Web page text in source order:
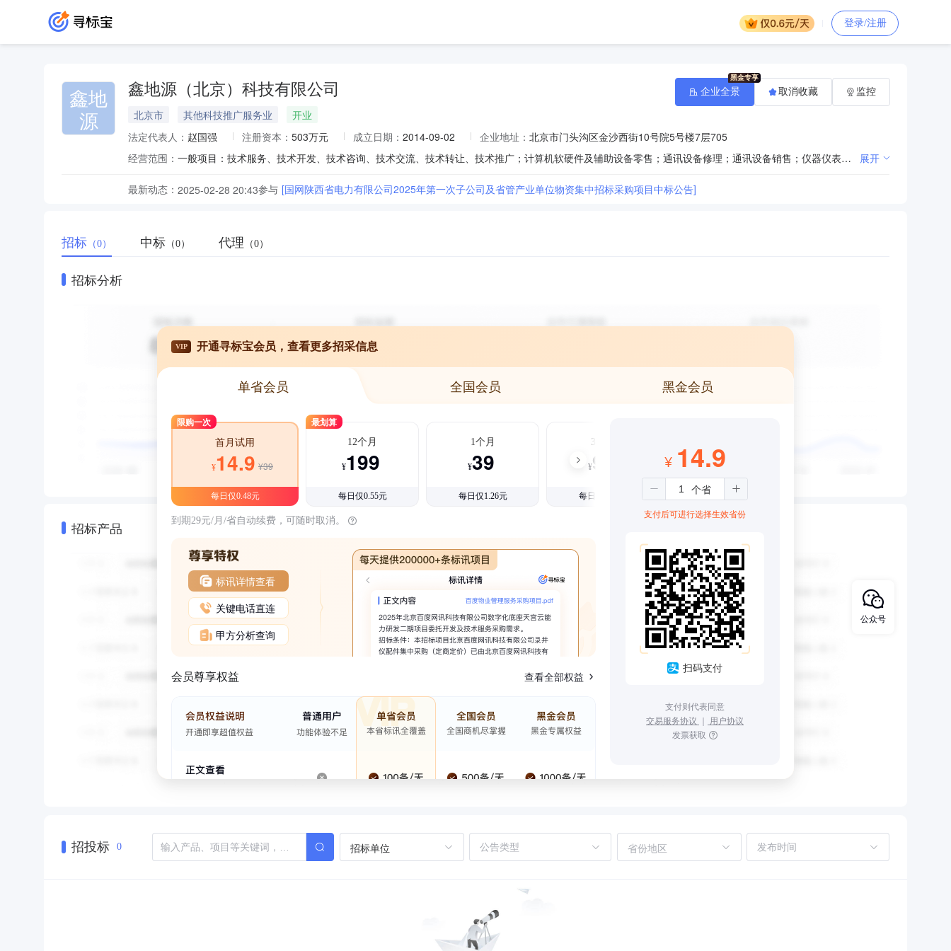
登录/注册
鑫地
源
鑫地源（北京）科技有限公司
北京市 其他科技推广服务业
开业
法定代表人： 赵国强 注册资本： 503万元 成立日期： 2014-09-02 企业地址： 北京市门头沟区金沙西街10号院5号楼7层705
经营范围：
一般项目：技术服务、技术开发、技术咨询、技术交流、技术转让、技术推广；计算机软硬件及辅助设备零售；通讯设备修理；通讯设备销售；仪器仪表销售；家用电器销售；办公设备销售；日用品销售；文具用品零售；电子产品销售；照相机及器材销售；文艺创作；电力设施器材销售；消防器材销售；潜水救捞装备销售；民用航空材料销售；塑料制品销售；网络设备销售；音响设备销售；服装服饰零售；箱包销售；汽车零配件零售；针纺织品销售；玩具销售；会议及展览服务；租赁服务（不含许可类租赁服务）。（除依法须经批准的项目外，凭营业执照依法自主开展经营活动）（不得从事国家和本市产业政策禁止和限制类项目的经营活动。） 展开
最新动态： 2025-02-28 20:43参与 [国网陕西省电力有限公司2025年第一次子公司及省管产业单位物资集中招标采购项目中标公告]
企业全景 取消收藏 监控
招标 （0） 中标 （0） 代理 （0）
招标分析
招标产品
VIP 开通寻标宝会员，查看更多招采信息
单省会员 全国会员 黑金会员
限购一次
首月试用
¥14.9 ¥39
每日仅0.48元
最划算
12个月
¥199
每日仅0.55元
1个月
¥39
每日仅1.26元
3个月
¥99
每日仅1.08元
到期29元/月/省自动续费，可随时取消。
标讯详情查看
关键电话直连
甲方分析查询
会员尊享权益 查看全部权益
¥ 14.9
支付后可进行选择生效省份
扫码支付
支付则代表同意
交易服务协议 ｜ 用户协议
发票获取
招投标 0 招标单位 省份地区
公众号